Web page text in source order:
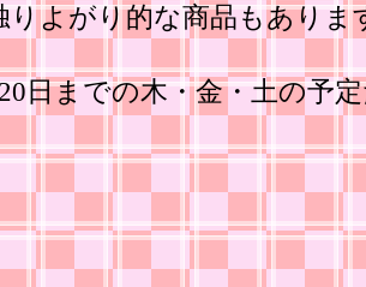
りよがり的な商品もあり
日までの木・金・土の予